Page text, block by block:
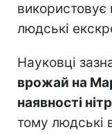
використовує
людські
Науковці
врожай на
наявності
тому людські